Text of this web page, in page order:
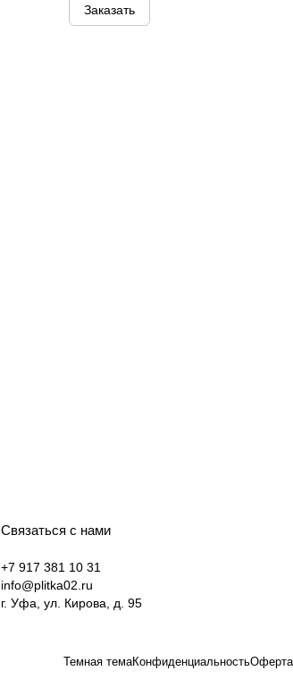
Заказать
Связаться с нами
+7 917 381 10 31
info@plitka02.ru
г. Уфа, ул. Кирова, д. 95
Темная темаКонфиденциальностьОферта